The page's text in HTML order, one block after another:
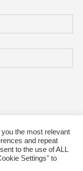
spamul.Află cum
the most relevant
and repeat
to the use of ALL
Settings" to